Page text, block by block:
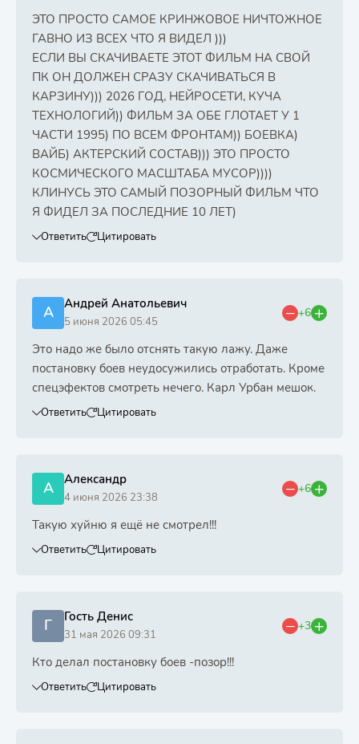
ЭТО ПРОСТО САМОЕ КРИНЖОВОЕ НИЧТОЖНОЕ
ГАВНО ИЗ ВСЕХ ЧТО Я ВИДЕЛ )))
ЕСЛИ ВЫ СКАЧИВАЕТЕ ЭТОТ ФИЛЬМ НА СВОЙ
ПК ОН ДОЛЖЕН СРАЗУ СКАЧИВАТЬСЯ В
КАРЗИНУ))) 2026 ГОД, НЕЙРОСЕТИ, КУЧА
ТЕХНОЛОГИЙ)) ФИЛЬМ ЗА ОБЕ ГЛОТАЕТ У 1
ЧАСТИ 1995) ПО ВСЕМ ФРОНТАМ)) БОЕВКА)
ВАЙБ) АКТЕРСКИЙ СОСТАВ))) ЭТО ПРОСТО
КОСМИЧЕСКОГО МАСШТАБА МУСОР))))
КЛИНУСЬ ЭТО САМЫЙ ПОЗОРНЫЙ ФИЛЬМ ЧТО
Я ФИДЕЛ ЗА ПОСЛЕДНИЕ 10 ЛЕТ)
Ответить Цитировать
А Андрей Анатольевич
5 июня 2026 05:45
+6
Это надо же было отснять такую лажу. Даже
постановку боев неудосужились отработать. Кроме
спецэфектов смотреть нечего. Карл Урбан мешок.
Ответить Цитировать
А Александр
4 июня 2026 23:38
+6
Такую хуйню я ещё не смотрел!!!
Ответить Цитировать
Г Гость Денис
31 мая 2026 09:31
+3
Кто делал постановку боев -позор!!!
Ответить Цитировать